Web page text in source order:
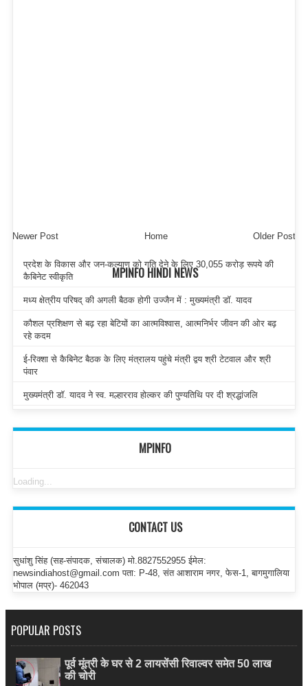
Newer Post Older Post
Home
MPINFO HINDI NEWS
प्रदेश के विकास और जन-कल्याण को गति देने के लिए 30,055 करोड़ रूपये की
कैबिनेट स्वीकृति
मध्य क्षेत्रीय परिषद् की अगली बैठक होगी उज्जैन में : मुख्यमंत्री डॉ. यादव
कौशल प्रशिक्षण से बढ़ रहा बेटियों का आत्मविश्वास, आत्मनिर्भर जीवन की ओर बढ़
रहे कदम
ई-रिक्शा से कैबिनेट बैठक के लिए मंत्रालय पहुंचे मंत्री द्वय श्री टेटवाल और श्री
पंवार
मुख्यमंत्री डॉ. यादव ने स्व. मल्हारराव होल्कर की पुण्यतिथि पर दी श्रद्धांजलि
MPINFO
Loading...
CONTACT US
सुधांशु सिंह (सह-संपादक, संचालक) मो.8827552955 ईमेल:
newsindiahost@gmail.com पता: P-48, संत आशाराम नगर, फेस-1, बागमुगालिया
भोपाल (मप्र)- 462043
POPULAR POSTS
पूर्व मूंत्री के घर से 2 लायसेंसी रिवाल्वर समेत 50 लाख
की चोरी